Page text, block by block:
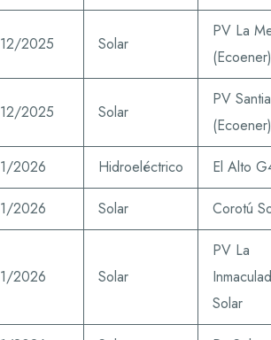
12/2025 Solar
PV La
12/2025 Solar
PV
1/2026 Hidroeléctrico El Alto
1/2026 Solar Corotú
1/2026 Solar
PV La
Solar